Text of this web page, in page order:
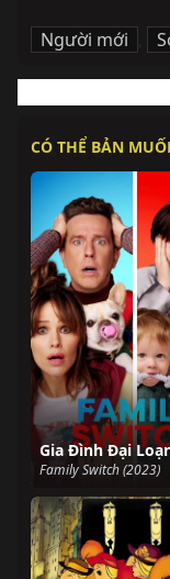
Người mới ,
CÓ THỂ BẢN
Gia Đình Đại
Family Switch (2023)